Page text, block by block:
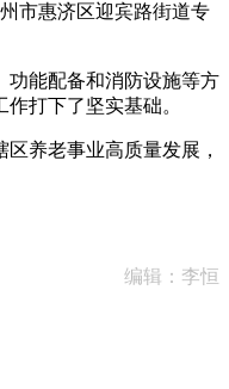
市惠济区迎宾路街道专
能配备和消防设施等方
打下了坚实基础。
养老事业高质量发展，
编辑：李恒